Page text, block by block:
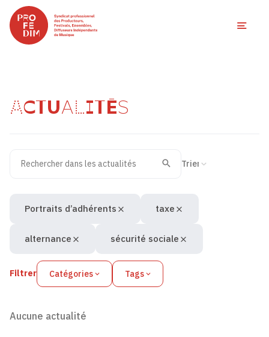
ACTUALITÉS
Recherche
Valider
Filtrer Catégories Tags
Portraits d’adhérents taxe
alternance sécurité sociale
Aucune actualité